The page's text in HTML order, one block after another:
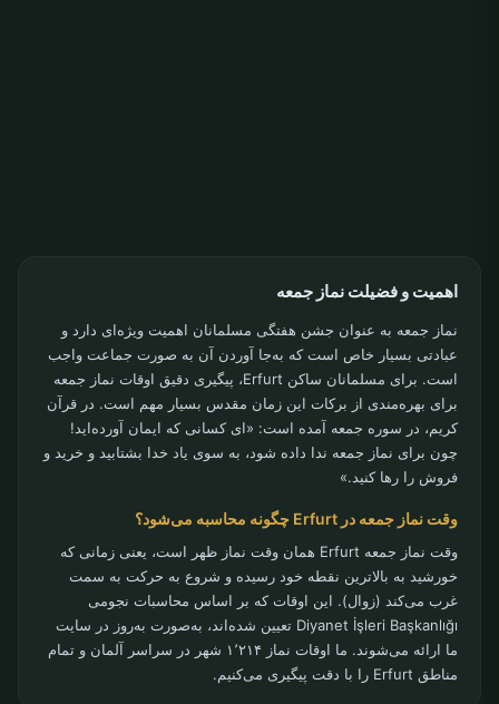
اهمیت و فضیلت نماز جمعه
نماز جمعه به عنوان جشن هفتگی مسلمانان اهمیت ویژه‌ای دارد و
عبادتی بسیار خاص است که به‌جا آوردن آن به صورت جماعت واجب
است. برای مسلمانان ساکن Erfurt، پیگیری دقیق اوقات نماز جمعه
برای بهره‌مندی از برکات این زمان مقدس بسیار مهم است. در قرآن
کریم، در سوره جمعه آمده است: «ای کسانی که ایمان آورده‌اید!
چون برای نماز جمعه ندا داده شود، به سوی یاد خدا بشتابید و خرید و
فروش را رها کنید.»
وقت نماز جمعه در Erfurt چگونه محاسبه می‌شود؟
وقت نماز جمعه Erfurt همان وقت نماز ظهر است، یعنی زمانی که
خورشید به بالاترین نقطه خود رسیده و شروع به حرکت به سمت
غرب می‌کند (زوال). این اوقات که بر اساس محاسبات نجومی
Diyanet İşleri Başkanlığı تعیین شده‌اند، به‌صورت به‌روز در سایت
ما ارائه می‌شوند. ما اوقات نماز ۱٬۲۱۴ شهر در سراسر آلمان و تمام
مناطق Erfurt را با دقت پیگیری می‌کنیم.